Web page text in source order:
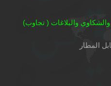
والبلاغات ( تجاوب)
المطار